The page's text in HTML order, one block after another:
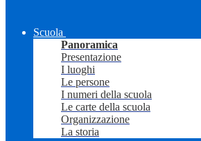
Scuola
Panoramica
Presentazione
I luoghi
Le persone
I numeri della scuola
Le carte della scuola
Organizzazione
La storia